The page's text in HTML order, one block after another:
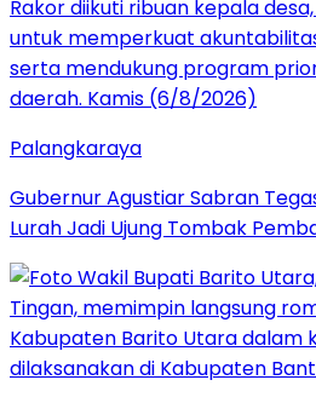
Palangkaraya
Gubernur Agustiar Sabran
Lurah Jadi Ujung Tombak